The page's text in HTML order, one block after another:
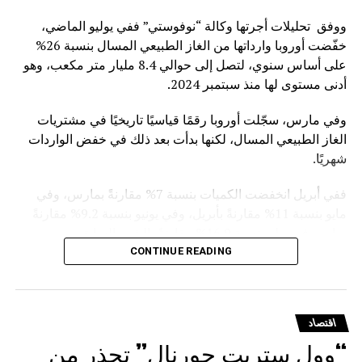
ووفق تحليلات أجرتها وكالة “نوفوستي” ففي يوليو الماضي،
خفّضت أوروبا وارداتها من الغاز الطبيعي المسال بنسبة 26%
على أساس سنوي، لتصل إلى حوالي 8.4 مليار متر مكعب، وهو
أدنى مستوى لها منذ سبتمبر 2024.
وفي مارس، سجّلت أوروبا رقمًا قياسيًا تاريخيًا في مشتريات
الغاز الطبيعي المسال، لكنها بدأت بعد ذلك في خفض الواردات
شهريًا.
ففي أبريل انخفضت الكميات بنسبة 7% مقارنةً بمارس، وفي
ويأتي هذا التراجع في ظل التوجه الأوروبي الرسمي للفكاك من
الغاز الروسي. ففي يناير الماضي، أقر مجلس الاتحاد الأوروبي
والغاز القادم عبر الخطوط الأنبوبية
CONTINUE READING
اقتصاد
“وول ستريت جورنال” تحذر من